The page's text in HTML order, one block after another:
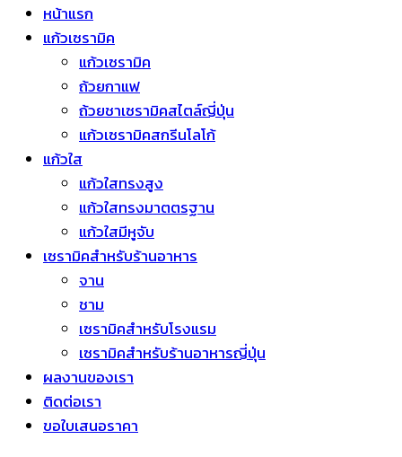
หน้าแรก
แก้วเซรามิค
แก้วเซรามิค
ถ้วยกาแฟ
ถ้วยชาเซรามิคสไตล์ญี่ปุ่น
แก้วเซรามิคสกรีนโลโก้
แก้วใส
แก้วใสทรงสูง
แก้วใสทรงมาตตรฐาน
แก้วใสมีหูจับ
เซรามิคสำหรับร้านอาหาร
จาน
ชาม
เซรามิคสำหรับโรงแรม
เซรามิคสำหรับร้านอาหารญี่ปุ่น
ผลงานของเรา
ติดต่อเรา
ขอใบเสนอราคา